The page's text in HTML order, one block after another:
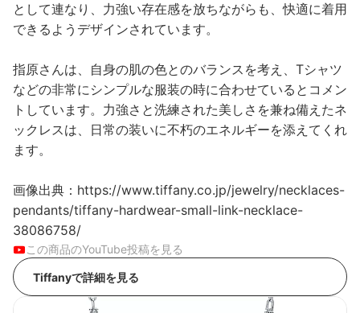
として連なり、力強い存在感を放ちながらも、快適に着用
できるようデザインされています。
指原さんは、自身の肌の色とのバランスを考え、Tシャツ
などの非常にシンプルな服装の時に合わせているとコメン
トしています。力強さと洗練された美しさを兼ね備えたネ
ックレスは、日常の装いに不朽のエネルギーを添えてくれ
ます。
画像出典：https://www.tiffany.co.jp/jewelry/necklaces-
pendants/tiffany-hardwear-small-link-necklace-
38086758/
この商品のYouTube投稿を見る
Tiffanyで詳細を見る